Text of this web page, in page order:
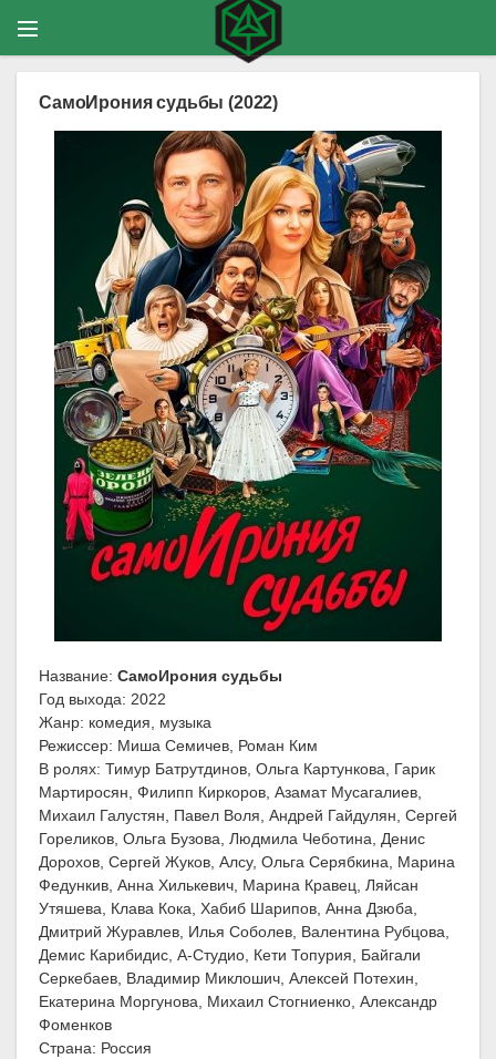
СамоИрония судьбы (2022)
Название: СамоИрония судьбы
Год выхода: 2022
Жанр: комедия, музыка
Режиссер: Миша Семичев, Роман Ким
В ролях: Тимур Батрутдинов, Ольга Картункова, Гарик
Мартиросян, Филипп Киркоров, Азамат Мусагалиев,
Михаил Галустян, Павел Воля, Андрей Гайдулян, Сергей
Гореликов, Ольга Бузова, Людмила Чеботина, Денис
Дорохов, Сергей Жуков, Алсу, Ольга Серябкина, Марина
Федункив, Анна Хилькевич, Марина Кравец, Ляйсан
Утяшева, Клава Кока, Хабиб Шарипов, Анна Дзюба,
Дмитрий Журавлев, Илья Соболев, Валентина Рубцова,
Демис Карибидис, А-Студио, Кети Топурия, Байгали
Серкебаев, Владимир Миклошич, Алексей Потехин,
Екатерина Моргунова, Михаил Стогниенко, Александр
Фоменков
Страна: Россия